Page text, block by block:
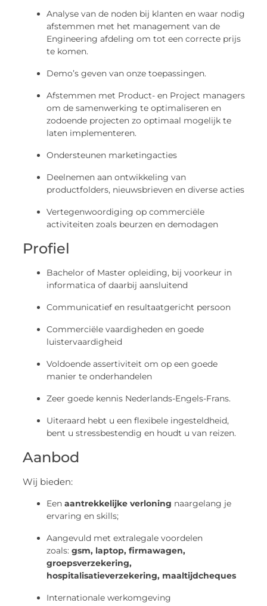
Analyse van de noden bij klanten en waar nodig
afstemmen met het management van de
Engineering afdeling om tot een correcte prijs
te komen.
Demo’s geven van onze toepassingen.
Afstemmen met Product- en Project managers
om de samenwerking te optimaliseren en
zodoende projecten zo optimaal mogelijk te
laten implementeren.
Ondersteunen marketingacties
Deelnemen aan ontwikkeling van
productfolders, nieuwsbrieven en diverse acties
Vertegenwoordiging op commerciële
activiteiten zoals beurzen en demodagen
Profiel
Bachelor of Master opleiding, bij voorkeur in
informatica of daarbij aansluitend
Communicatief en resultaatgericht persoon
Commerciële vaardigheden en goede
luistervaardigheid
Voldoende assertiviteit om op een goede
manier te onderhandelen
Zeer goede kennis Nederlands-Engels-Frans.
Uiteraard hebt u een flexibele ingesteldheid,
bent u stressbestendig en houdt u van reizen.
Aanbod
Wij bieden:
Eenaantrekkelijke verloning naargelang je
ervaring en skills;
Aangevuld met extralegale voordelen
zoals: gsm, laptop, firmawagen,
groepsverzekering,
hospitalisatieverzekering, maaltijdcheques
Internationale werkomgeving